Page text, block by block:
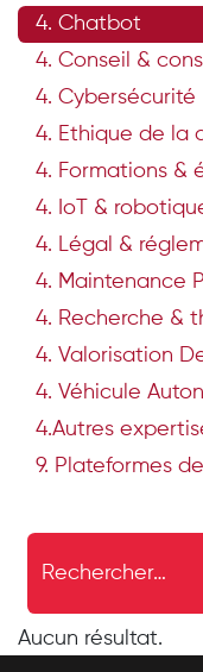
4. Chatbot
4. Conseil &
4. Cybersécurité
4. Ethique de la
4. Formations &
4. IoT &
4. Légal &
4. Maintenance
4. Recherche &
4. Valorisation
4. Véhicule
4.Autres
9. Plateformes
Aucun résultat.